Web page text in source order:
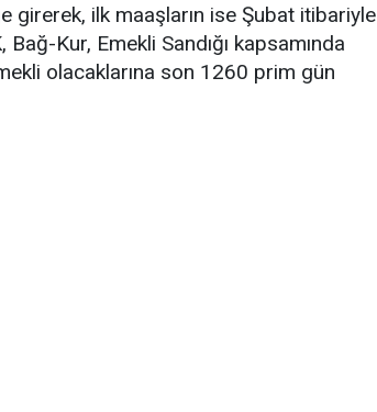
girerek, ilk maaşların ise Şubat itibariyle
Kur, Emekli Sandığı kapsamında
olacaklarına son 1260 prim gün